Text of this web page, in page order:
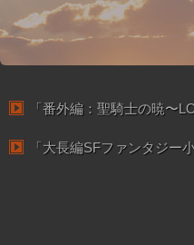
「番外編：聖騎士の暁〜
「大長編SFファンタジー